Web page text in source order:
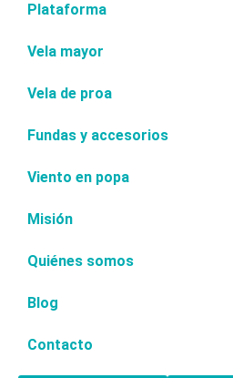
Plataforma
Vela mayor
Vela de proa
Fundas y accesorios
Viento en popa
Misión
Quiénes somos
Blog
Contacto